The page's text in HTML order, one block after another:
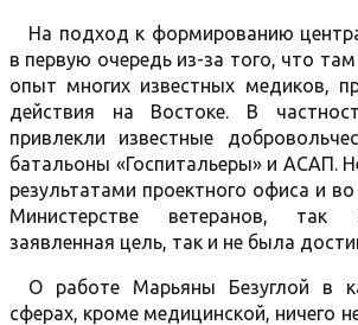
На подход к формированию
в первую очередь из-за того, что
опыт многих известных медиков,
действия на Востоке. В
привлекли известные
батальоны «Госпитальеры» и АСАП.
результатами проектного офиса и
Министерстве ветеранов, так
заявленная цель, так и не была
О работе Марьяны Безуглой в
сферах, кроме медицинской, ничего